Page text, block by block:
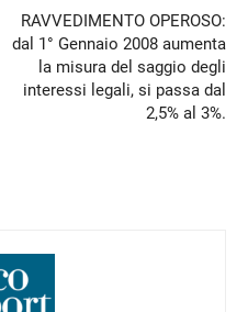
RAVVEDIMENTO OPEROSO:
dal 1° Gennaio 2008 aumenta
la misura del saggio degli
interessi legali, si passa dal
2,5% al 3%.